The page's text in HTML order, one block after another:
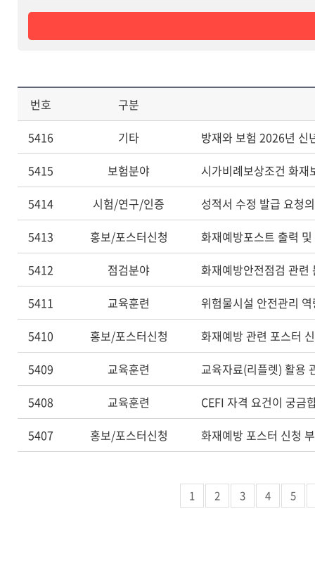
번호
구분
5416
기타
방재와 보험 2026년 신
5415
보험분야
5414
시험/연구/인증
성적서 수정 발급 요청
5413
홍보/포스터신청
화재예방포스트 출력
5412
점검분야
화재예방안전점검 관련
5411
교육훈련
위험물시설 안전관리
5410
홍보/포스터신청
화재예방 관련 포스터
5409
교육훈련
교육자료(리플렛) 활용
5408
교육훈련
CEFI 자격 요건이 궁금
5407
홍보/포스터신청 화재예방 포스터 신청
1 2 3 4 5